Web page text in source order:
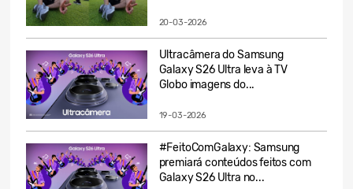
20-03-2026
Ultracâmera do Samsung
Galaxy S26 Ultra leva à TV
Globo imagens do...
19-03-2026
#FeitoComGalaxy: Samsung
premiará conteúdos feitos com
Galaxy S26 Ultra no...